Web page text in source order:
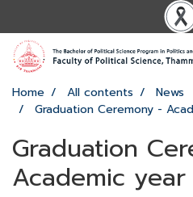
Home All contents
News
Graduation Ceremony -
Graduation
Academic